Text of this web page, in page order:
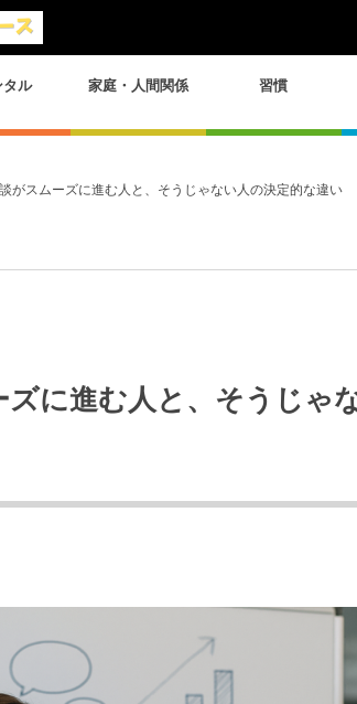
タル 家庭・人間関係 習慣
がスムーズに進む人と、そうじゃない人の決定的な違い
ズに進む人と、そうじゃ